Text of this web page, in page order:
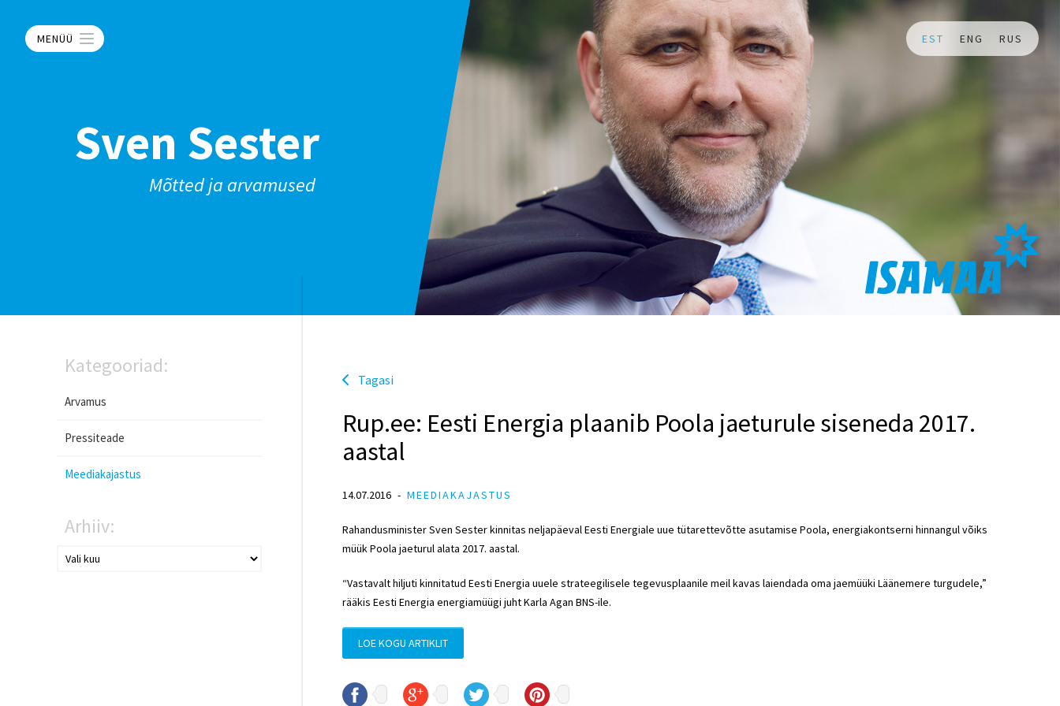
MENÜÜ EST ENG RUS
Sven Sester
Mõtted ja arvamused
Kategooriad:
Arvamus
Pressiteade
Meediakajastus
Arhiiv:
Tagasi
Rup.ee: Eesti Energia plaanib Poola jaeturule siseneda 2017.
aastal
14.07.2016 MEEDIAKAJASTUS
Rahandusminister Sven Sester kinnitas neljapäeval Eesti Energiale uue tütarettevõtte asutamise Poola, energiakontserni hinnangul võiks
müük Poola jaeturul alata 2017. aastal.
“Vastavalt hiljuti kinnitatud Eesti Energia uuele strateegilisele tegevusplaanile meil kavas laiendada oma jaemüüki Läänemere turgudele,”
rääkis Eesti Energia energiamüügi juht Karla Agan BNS-ile.
LOE KOGU ARTIKLIT